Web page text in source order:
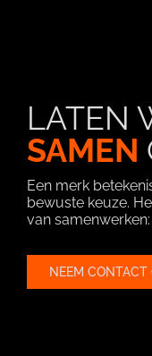
LATEN
SAMEN
Een merk
bewuste keuze.
van
NEEM CONTACT